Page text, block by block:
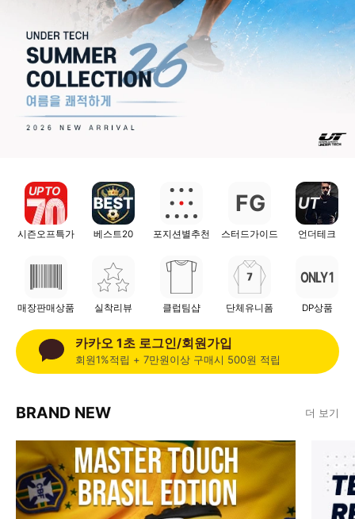
UP TO
시즌오프특가 베스트20 포지션별추천
FG
스터드가이드
UT
언더테크
매장판매상품 실착리뷰 클럽팀샵 단체유니폼
ONLY 1
DP상품
카카오 1초 로그인/회원가입
회원1%적립 + 7만원이상 구매시 500원 적립
BRAND NEW 더 보기